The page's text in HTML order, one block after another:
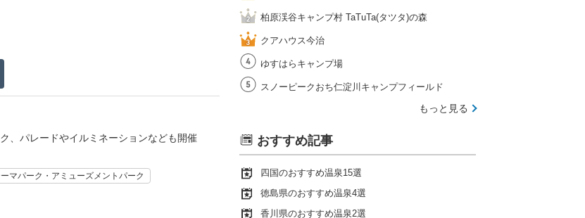
、パレードやイルミネーションなども開催
マパーク・アミューズメントパーク
柏原渓谷キャンプ村 TaTuTa(タツタ)の森
クアハウス今治
ゆすはらキャンプ場
スノーピークおち仁淀川キャンプフィールド
もっと見る
おすすめ記事
四国のおすすめ温泉15選
徳島県のおすすめ温泉4選
香川県のおすすめ温泉2選